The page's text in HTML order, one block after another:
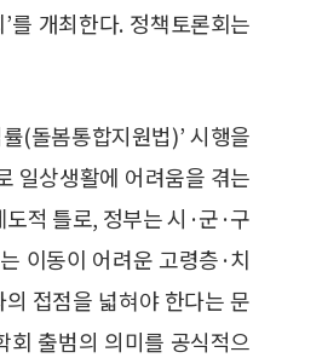
를 개최한다. 정책토론회는
(돌봄통합지원법)’ 시행을
일상생활에 어려움을 겪는
적 틀로, 정부는 시·군·구
이동이 어려운 고령층·치
접점을 넓혀야 한다는 문
회 출범의 의미를 공식적으